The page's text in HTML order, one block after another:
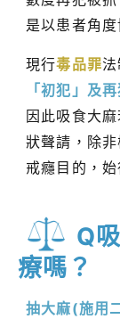
是以患者角
現行毒品罪
「初犯」及
因此吸食大
狀聲請，除
戒癮目的，
Q
療嗎？
抽大麻(施用